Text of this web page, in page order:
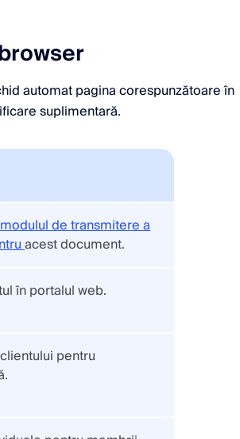
automat pagina corespunzătoare în
suplimentară.
modulul de transmitere a
acest document.
în portalul web.
pentru